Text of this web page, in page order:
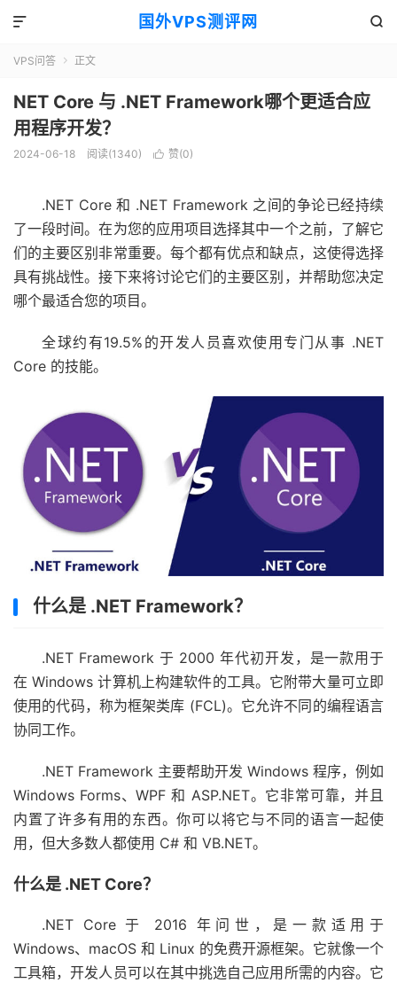
国外VPS测评网 

VPS问答  正文
NET Core 与 .NET Framework哪个更适合应
用程序开发？
2024-06-18 阅读(1340)  赞(0)
.NET Core 和 .NET Framework 之间的争论已经持续
了一段时间。在为您的应用项目选择其中一个之前，了解它
们的主要区别非常重要。每个都有优点和缺点，这使得选择
具有挑战性。接下来将讨论它们的主要区别，并帮助您决定
哪个最适合您的项目。
全球约有19.5% 的开发人员喜欢使用专门从事 .NET
Core 的技能。
什么是 .NET Framework？
.NET Framework 于 2000 年代初开发，是一款用于
在 Windows 计算机上构建软件的工具。它附带大量可立即
使用的代码，称为框架类库 (FCL)。它允许不同的编程语言
协同工作。
.NET Framework 主要帮助开发 Windows 程序，例如
Windows Forms、WPF 和 ASP.NET。它非常可靠，并且
内置了许多有用的东西。你可以将它与不同的语言一起使
用，但大多数人都使用 C# 和 VB.NET。
什么是 .NET Core？
.NET Core 于 2016 年问世，是一款适用于
Windows、macOS 和 Linux 的免费开源框架。它就像一个
工具箱，开发人员可以在其中挑选自己应用所需的内容。它